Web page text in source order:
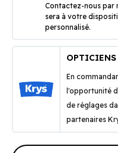
Contactez-nous par
sera à votre
personnalisé.
OPTICIENS
En
l'opportunité
de réglages
partenaires